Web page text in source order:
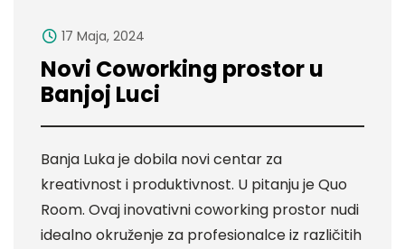
17 Maja, 2024
Novi Coworking prostor u
Banjoj Luci
Banja Luka je dobila novi centar za
kreativnost i produktivnost. U pitanju je Quo
Room. Ovaj inovativni coworking prostor nudi
idealno okruženje za profesionalce iz različitih